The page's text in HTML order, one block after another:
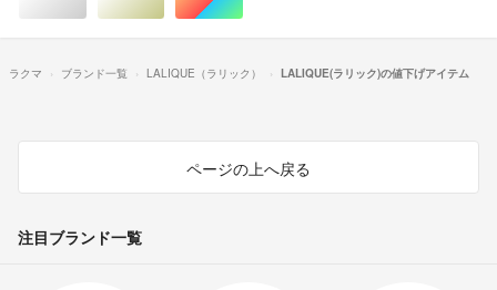
シルバー/銀色系ゴールド/金色系マルチカラー
ラクマ ブランド一覧 LALIQUE（ラリック） LALIQUE(ラリック)の値下げアイテム
ページの上へ戻る
注目ブランド一覧